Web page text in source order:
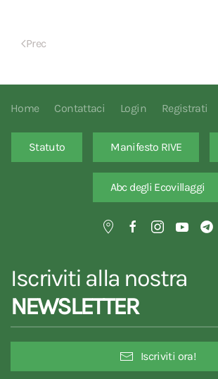
Prec
Home Contattaci Login Registrati
Statuto Manifesto RIVE
Abc degli Ecovillaggi
Iscriviti alla nostra
NEWSLETTER
Iscriviti ora!